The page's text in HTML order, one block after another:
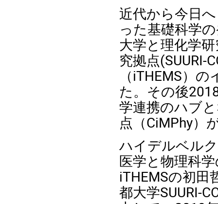
近代から今日
った基礎科学
大学と理化学
究拠点(SUURI-
（iTHEMS）の
た。その後
学連携のハブ
点（CiMPhy）
ハイデルベル
医学と物理科
iTHEMSの初田
都大学SUURI-